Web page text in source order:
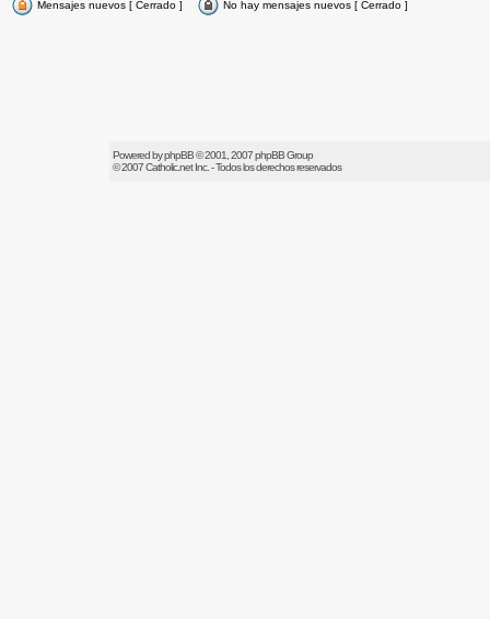
Mensajes nuevos [ Cerrado ] No hay mensajes nuevos [ Cerrado ]
Powered byphpBB© 2001, 2007 phpBB Group
© 2007Catholic.netInc. - Todos los derechos reservados